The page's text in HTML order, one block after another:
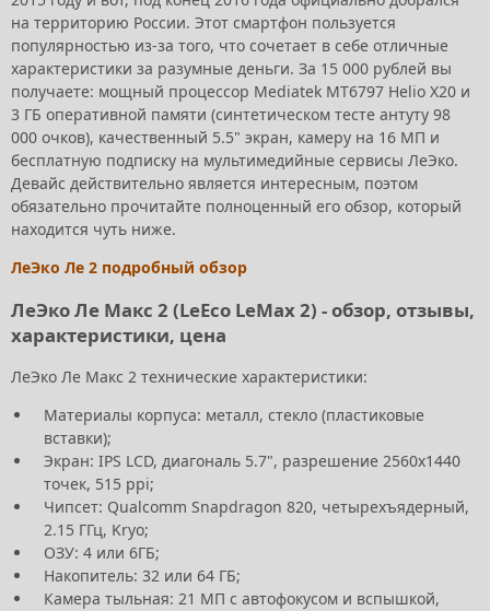
на территорию России. Этот смартфон пользуется
популярностью из-за того, что сочетает в себе отличные
характеристики за разумные деньги. За 15 000 рублей вы
получаете: мощный процессор Mediatek MT6797 Helio X20 и
3 ГБ оперативной памяти (синтетическом тесте антуту 98
000 очков), качественный 5.5" экран, камеру на 16 МП и
бесплатную подписку на мультимедийные сервисы ЛеЭко.
Девайс действительно является интересным, поэтом
обязательно прочитайте полноценный его обзор, который
находится чуть ниже.
ЛеЭко Ле 2 подробный обзор
ЛеЭко Ле Макс 2 (LeEco LeMax 2) - обзор, отзывы,
характеристики, цена
ЛеЭко Ле Макс 2 технические характеристики:
Материалы корпуса: металл, стекло (пластиковые
вставки);
Экран: IPS LCD, диагональ 5.7", разрешение 2560x1440
точек, 515 ppi;
Чипсет: Qualcomm Snapdragon 820, четырехъядерный,
2.15 ГГц, Kryo;
ОЗУ: 4 или 6ГБ;
Накопитель: 32 или 64 ГБ;
Камера тыльная: 21 МП с автофокусом и вспышкой,